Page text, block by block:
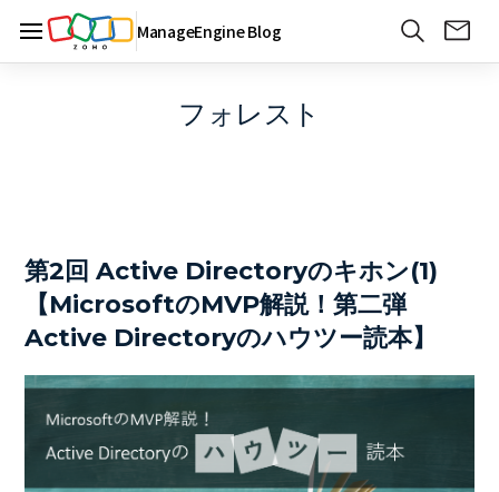
ManageEngine Blog
フォレスト
第2回 Active Directoryのキホン(1)
【MicrosoftのMVP解説！第二弾
Active Directoryのハウツー読本】